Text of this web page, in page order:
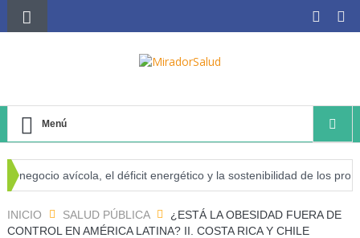
Menú
avícola, el déficit energético y la sostenibilidad de los
INICIO SALUD PÚBLICA
¿ESTÁ LA OBESIDAD FUERA DE
CONTROL EN AMÉRICA LATINA? II. COSTA RICA Y CHILE